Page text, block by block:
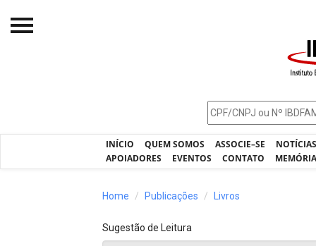
INÍCIO QUEM SOMOS ASSOCIE–SE
APOIADORES
EVENTOS CONTATO
Home Publicações Livros
Sugestão de Leitura